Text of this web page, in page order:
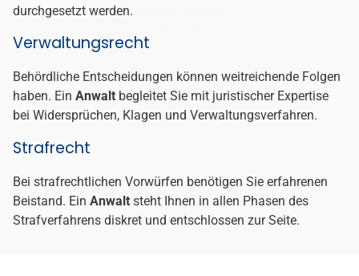
durchgesetzt werden.
Verwaltungsrecht
Behördliche Entscheidungen können weitreichende Folgen
haben. Ein Anwalt begleitet Sie mit juristischer Expertise
bei Widersprüchen, Klagen und Verwaltungsverfahren.
Strafrecht
Bei strafrechtlichen Vorwürfen benötigen Sie erfahrenen
Beistand. Ein Anwalt steht Ihnen in allen Phasen des
Strafverfahrens diskret und entschlossen zur Seite.